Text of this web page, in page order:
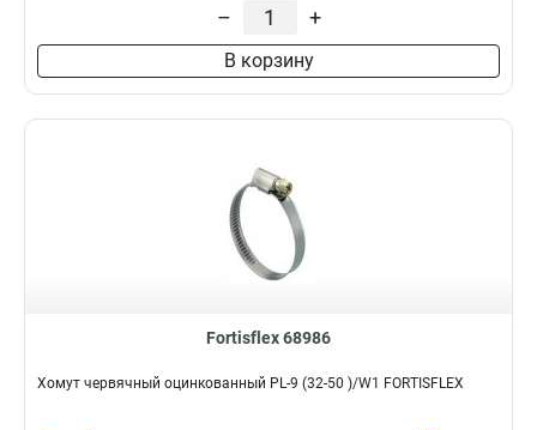
– +
В корзину
Fortisflex 68986
Хомут червячный оцинкованный PL-9 (32-50 )/W1 FORTISFLEX